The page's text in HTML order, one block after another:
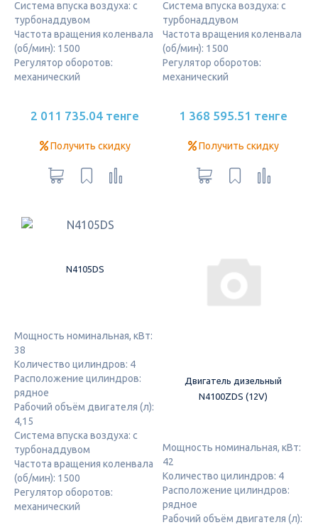
Система впуска воздуха: с
турбонаддувом
Частота вращения коленвала
(об/мин): 1500
Регулятор оборотов:
механический
2 011 735.04 тенге
Получить скидку
Система впуска воздуха: с
турбонаддувом
Частота вращения коленвала
(об/мин): 1500
Регулятор оборотов:
механический
1 368 595.51 тенге
Получить скидку
N4105DS
Мощность номинальная, кВт:
38
Количество цилиндров: 4
Расположение цилиндров:
рядное
Рабочий объём двигателя (л):
4,15
Система впуска воздуха: с
турбонаддувом
Частота вращения коленвала
(об/мин): 1500
Регулятор оборотов:
механический
Двигатель дизельный
N4100ZDS (12V)
Мощность номинальная, кВт:
42
Количество цилиндров: 4
Расположение цилиндров:
рядное
Рабочий объём двигателя (л):